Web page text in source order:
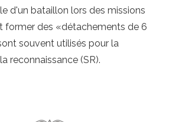
d'un bataillon lors des missions
former des «détachements de 6
souvent utilisés pour la
reconnaissance (SR).